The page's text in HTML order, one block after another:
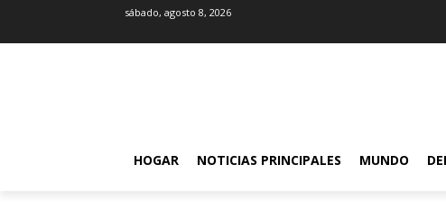
sábado, agosto 8, 2026
HOGAR NOTICIAS PRINCIPALES MUNDO